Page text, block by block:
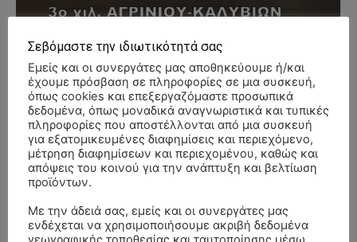
- Advertisment -
Σεβόμαστε την ιδιωτικότητά σας
Εμείς και οι συνεργάτες μας αποθηκεύουμε ή/και
έχουμε πρόσβαση σε πληροφορίες σε μια συσκευή,
όπως cookies και επεξεργαζόμαστε προσωπικά
δεδομένα, όπως μοναδικά αναγνωριστικά και τυπικές
πληροφορίες που αποστέλλονται από μια συσκευή
για εξατομικευμένες διαφημίσεις και περιεχόμενο,
μέτρηση διαφημίσεων και περιεχομένου, καθώς και
απόψεις του κοινού για την ανάπτυξη και βελτίωση
προϊόντων.
Με την άδειά σας, εμείς και οι συνεργάτες μας
ενδέχεται να χρησιμοποιήσουμε ακριβή δεδομένα